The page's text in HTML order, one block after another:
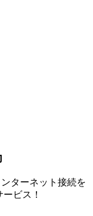
ターネット接続を
ビス！